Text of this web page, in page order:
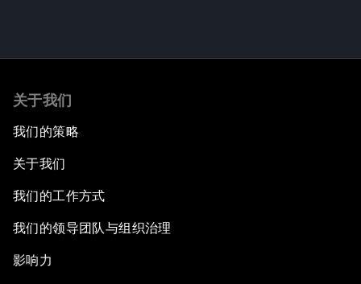
关于我们
我们的策略
关于我们
我们的工作方式
我们的领导团队与组织治理
影响力